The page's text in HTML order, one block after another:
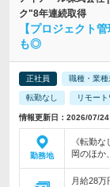
ク"8年連続取得
【プロジェクト
も◎
正社員 職種・業
転勤なし リモー
情報更新日：2026/07/
勤務地
《転勤
岡のほか
月給28